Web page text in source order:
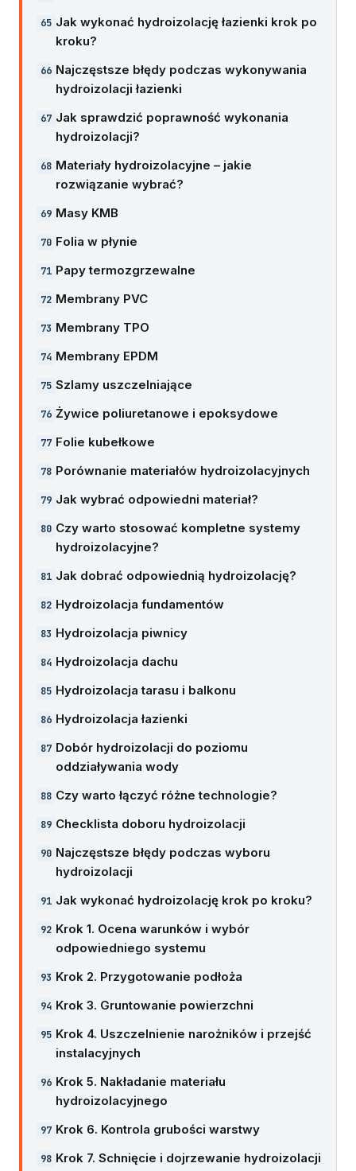
Jak wykonać hydroizolację łazienki krok po
kroku?
Najczęstsze błędy podczas wykonywania
hydroizolacji łazienki
Jak sprawdzić poprawność wykonania
hydroizolacji?
Materiały hydroizolacyjne – jakie
rozwiązanie wybrać?
Masy KMB
Folia w płynie
Papy termozgrzewalne
Membrany PVC
Membrany TPO
Membrany EPDM
Szlamy uszczelniające
Żywice poliuretanowe i epoksydowe
Folie kubełkowe
Porównanie materiałów hydroizolacyjnych
Jak wybrać odpowiedni materiał?
Czy warto stosować kompletne systemy
hydroizolacyjne?
Jak dobrać odpowiednią hydroizolację?
Hydroizolacja fundamentów
Hydroizolacja piwnicy
Hydroizolacja dachu
Hydroizolacja tarasu i balkonu
Hydroizolacja łazienki
Dobór hydroizolacji do poziomu
oddziaływania wody
Czy warto łączyć różne technologie?
Checklista doboru hydroizolacji
Najczęstsze błędy podczas wyboru
hydroizolacji
Jak wykonać hydroizolację krok po kroku?
Krok 1. Ocena warunków i wybór
odpowiedniego systemu
Krok 2. Przygotowanie podłoża
Krok 3. Gruntowanie powierzchni
Krok 4. Uszczelnienie narożników i przejść
instalacyjnych
Krok 5. Nakładanie materiału
hydroizolacyjnego
Krok 6. Kontrola grubości warstwy
Krok 7. Schnięcie i dojrzewanie hydroizolacji